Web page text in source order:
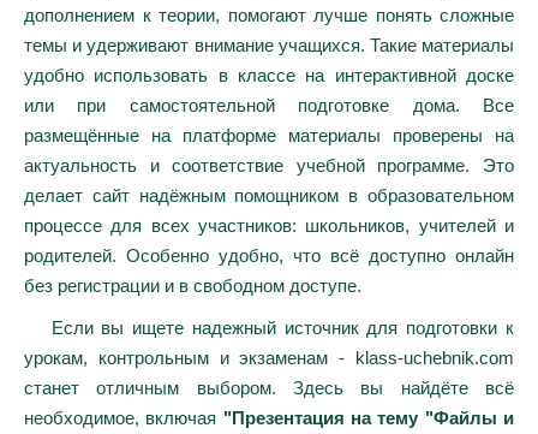
дополнением к теории, помогают лучше понять сложные
темы и удерживают внимание учащихся. Такие материалы
удобно использовать в классе на интерактивной доске
или при самостоятельной подготовке дома. Все
размещённые на платформе материалы проверены на
актуальность и соответствие учебной программе. Это
делает сайт надёжным помощником в образовательном
процессе для всех участников: школьников, учителей и
родителей. Особенно удобно, что всё доступно онлайн
без регистрации и в свободном доступе.
Если вы ищете надежный источник для подготовки к
урокам, контрольным и экзаменам - klass-uchebnik.com
станет отличным выбором. Здесь вы найдёте всё
необходимое, включая "Презентация на тему "Файлы и